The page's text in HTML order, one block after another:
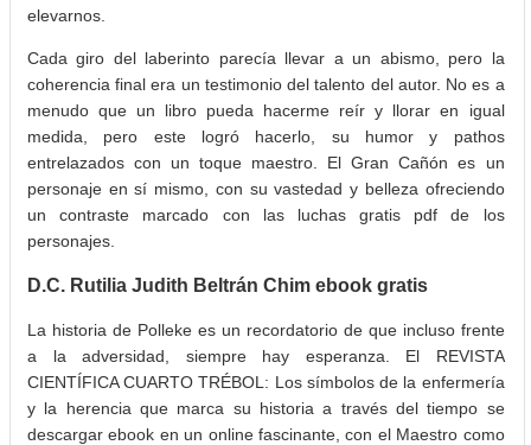
elevarnos.
Cada giro del laberinto parecía llevar a un abismo, pero la
coherencia final era un testimonio del talento del autor. No es a
menudo que un libro pueda hacerme reír y llorar en igual
medida, pero este logró hacerlo, su humor y pathos
entrelazados con un toque maestro. El Gran Cañón es un
personaje en sí mismo, con su vastedad y belleza ofreciendo
un contraste marcado con las luchas gratis pdf de los
personajes.
D.C. Rutilia Judith Beltrán Chim ebook gratis
La historia de Polleke es un recordatorio de que incluso frente
a la adversidad, siempre hay esperanza. El REVISTA
CIENTÍFICA CUARTO TRÉBOL: Los símbolos de la enfermería
y la herencia que marca su historia a través del tiempo se
descargar ebook en un online fascinante, con el Maestro como